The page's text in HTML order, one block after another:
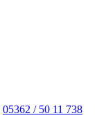
05362 / 50 11 738